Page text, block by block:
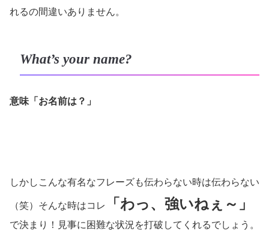
れるの間違いありません。
What’s your name?
意味「お名前は？」
しかしこんな有名なフレーズも伝わらない時は伝わらない
（笑）そんな時はコレ 「わっ、強いねぇ～」
で決まり！見事に困難な状況を打破してくれるでしょう。